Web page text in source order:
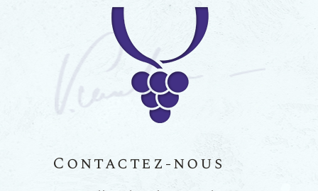
Contactez-nous